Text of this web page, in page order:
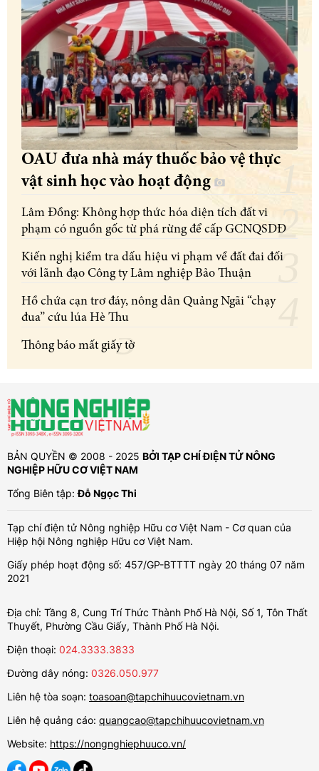
OAU đưa nhà máy thuốc bảo vệ thực
vật sinh học vào hoạt động
Lâm Đồng: Không hợp thức hóa diện tích đất vi
phạm có nguồn gốc từ phá rừng để cấp GCNQSDĐ
Kiến nghị kiểm tra dấu hiệu vi phạm về đất đai đối
với lãnh đạo Công ty Lâm nghiệp Bảo Thuận
Hồ chứa cạn trơ đáy, nông dân Quảng Ngãi “chạy
đua” cứu lúa Hè Thu
Thông báo mất giấy tờ
BẢN QUYỀN © 2008 - 2025 BỞI TẠP CHÍ ĐIỆN TỬ NÔNG
NGHIỆP HỮU CƠ VIỆT NAM
Tổng Biên tập:Đỗ Ngọc Thi
Tạp chí điện tử Nông nghiệp Hữu cơ Việt Nam - Cơ quan của
Hiệp hội Nông nghiệp Hữu cơ Việt Nam.
Giấy phép hoạt động số: 457/GP-BTTTT ngày 20 tháng 07 năm
2021
Địa chỉ: Tầng 8, Cung Trí Thức Thành Phố Hà Nội, Số 1, Tôn Thất
Thuyết, Phường Cầu Giấy, Thành Phố Hà Nội.
Điện thoại: 024.3333.3833
Đường dây nóng: 0326.050.977
Liên hệ tòa soạn: toasoan@tapchihuucovietnam.vn
Liên hệ quảng cáo: quangcao@tapchihuucovietnam.vn
Website: https://nongnghiephuuco.vn/